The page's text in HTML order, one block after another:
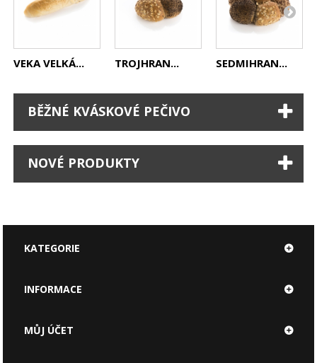
VEKA VELKÁ... TROJHRAN... SEDMIHRAN...
BĚŽNÉ KVÁSKOVÉ PEČIVO
NOVÉ PRODUKTY
KATEGORIE
INFORMACE
MŮJ ÚČET